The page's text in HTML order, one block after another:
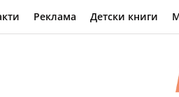
Реклама Детски книги